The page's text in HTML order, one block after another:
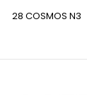
28 COSMOS N3